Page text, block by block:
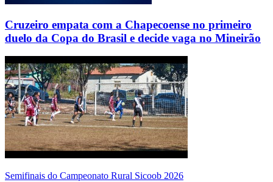
Cruzeiro empata com a Chapecoense no primeiro
duelo da Copa do Brasil e decide vaga no Mineirão
Semifinais do Campeonato Rural Sicoob 2026